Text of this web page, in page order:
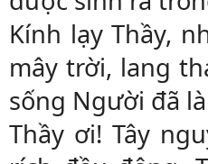
Kính lạy Thầy,
mây trời, lang
sống Người đã
Thầy ơi! Tây